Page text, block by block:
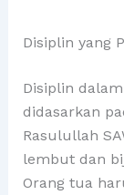
Disiplin yang
Disiplin
didasarkan
Rasulullah
lembut dan
Orang tua